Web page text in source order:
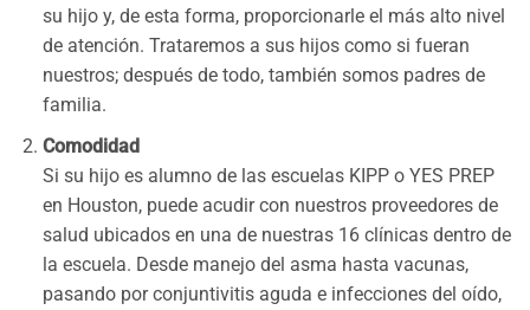
su hijo y, de esta forma, proporcionarle el más alto nivel
de atención. Trataremos a sus hijos como si fueran
nuestros; después de todo, también somos padres de
familia.
Comodidad
Si su hijo es alumno de las escuelas KIPP o YES PREP
en Houston, puede acudir con nuestros proveedores de
salud ubicados en una de nuestras 16 clínicas dentro de
la escuela. Desde manejo del asma hasta vacunas,
pasando por conjuntivitis aguda e infecciones del oído,